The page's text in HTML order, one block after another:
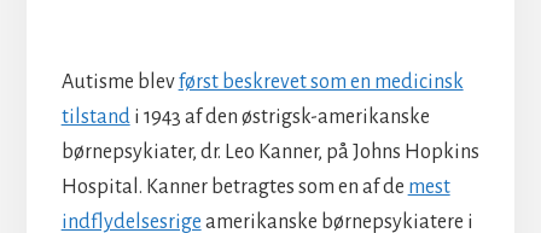
Autisme blevførst beskrevet som en medicinsk
tilstandi 1943 af den østrigsk-amerikanske
børnepsykiater, dr. Leo Kanner, på Johns Hopkins
Hospital. Kanner betragtes som en af ​​de mest
indflydelsesrige amerikanske børnepsykiatere i